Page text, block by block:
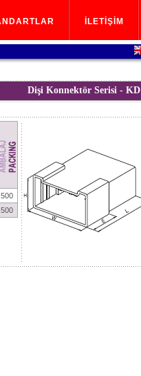
İLETİŞİM
Dişi Konnektör Serisi - KD
500
500